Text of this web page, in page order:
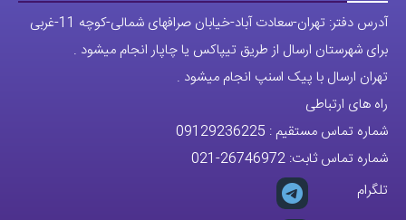
آدرس دفتر: تهران-سعادت آباد-خیابان صرافهای شمالی-کوچه 11-غربی
برای شهرستان ارسال از طریق تیپاکس یا چاپار انجام میشود .
تهران ارسال با پیک اسنپ انجام میشود .
راه های ارتباطی
شماره تماس مستقیم : 09129236225
شماره تماس ثابت: 26746972
-021
تلگرام